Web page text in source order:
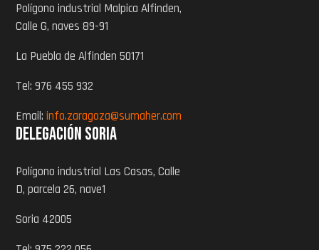
Polígono industrial Malpica Alfinden,
Calle G, naves 89-91
La Puebla de Alfinden 50171
Tel: 976 455 932
Email:info.zaragoza@sumaher.com
Delegación Soria
Polígono industrial Las Casas, Calle
D, parcela 26, nave1
Soria 42005